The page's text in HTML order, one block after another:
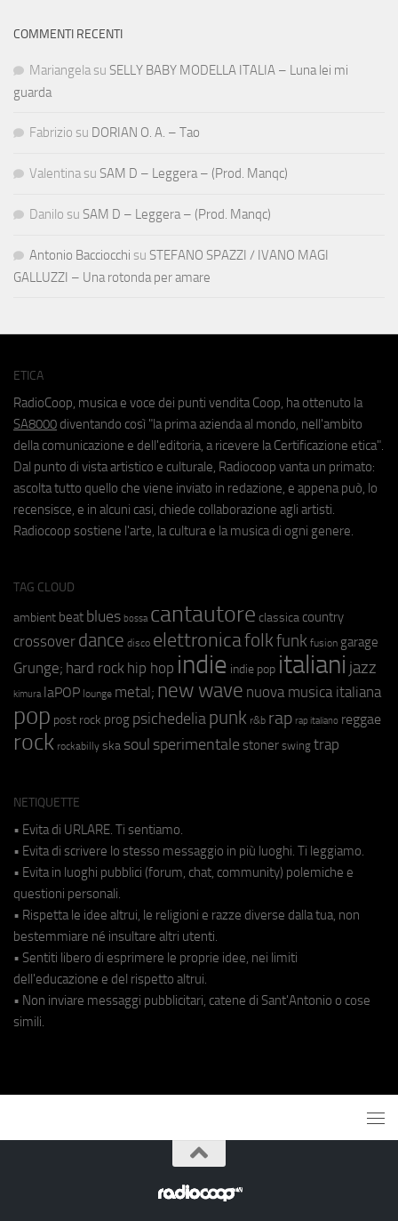
COMMENTI RECENTI
Mariangela su SELLY BABY MODELLA ITALIA – Luna lei mi
guarda
Fabrizio su DORIAN O. A. – Tao
Valentina su SAM D – Leggera – (Prod. Manqc)
Danilo su SAM D – Leggera – (Prod. Manqc)
Antonio Bacciocchi su STEFANO SPAZZI / IVANO MAGI
GALLUZZI – Una rotonda per amare
ETICA
RadioCoop, musica e voce dei punti vendita Coop, ha ottenuto la
SA8000 diventando così "la prima azienda al mondo, nell'ambito
della comunicazione e dell'editoria, a ricevere la Certificazione etica".
Dal punto di vista artistico e culturale, Radiocoop vanta un primato:
ascolta tutto quello che viene inviato in redazione, e appena può, lo
recensisce, e in alcuni casi, chiede collaborazione agli artisti.
Radiocoop sostiene l'arte, la cultura e la musica di ogni genere.
TAG CLOUD
ambient beat blues bossa cantautore classica country
crossover dance disco elettronicafolkfunk fusion garage
Grunge; hard rock hip hop indie indie pop italiani jazz
kimura laPOP lounge metal; new wave nuova musica italiana
pop post rock prog psichedeliapunk r&b rap rap italiano reggae
rock rockabilly ska soul sperimentale stoner swing trap
NETIQUETTE
• Evita di URLARE. Ti sentiamo.
• Evita di scrivere lo stesso messaggio in più luoghi. Ti leggiamo.
• Evita in luoghi pubblici (forum, chat, community) polemiche e
questioni personali.
• Rispetta le idee altrui, le religioni e razze diverse dalla tua, non
bestemmiare né insultare altri utenti.
• Sentiti libero di esprimere le proprie idee, nei limiti
dell'educazione e del rispetto altrui.
• Non inviare messaggi pubblicitari, catene di Sant'Antonio o cose
simili.